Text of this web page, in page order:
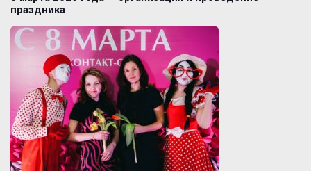
праздника